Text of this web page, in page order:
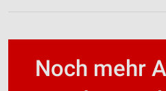
Noch mehr